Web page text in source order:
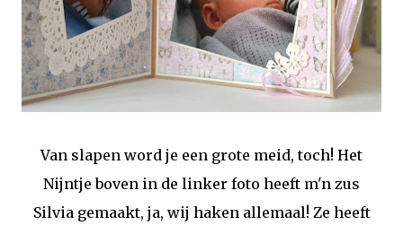
Van slapen word je een grote meid, toch! Het
Nijntje boven in de linker foto heeft m'n zus
Silvia gemaakt, ja, wij haken allemaal! Ze heeft